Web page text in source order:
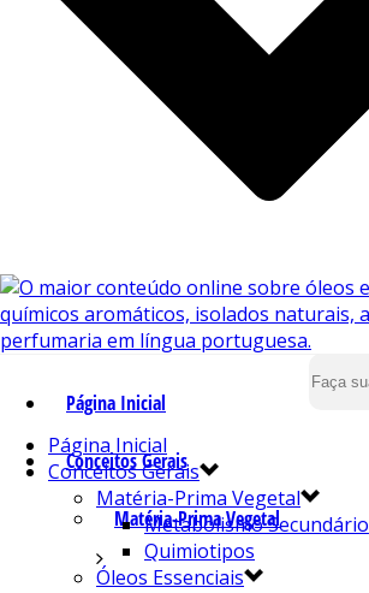
Página Inicial
Conceitos Gerais
Matéria-Prima Vegetal
Página Inicial
Conceitos Gerais
Matéria-Prima Vegetal
Metabolismo Secundário
Quimiotipos
Óleos Essenciais